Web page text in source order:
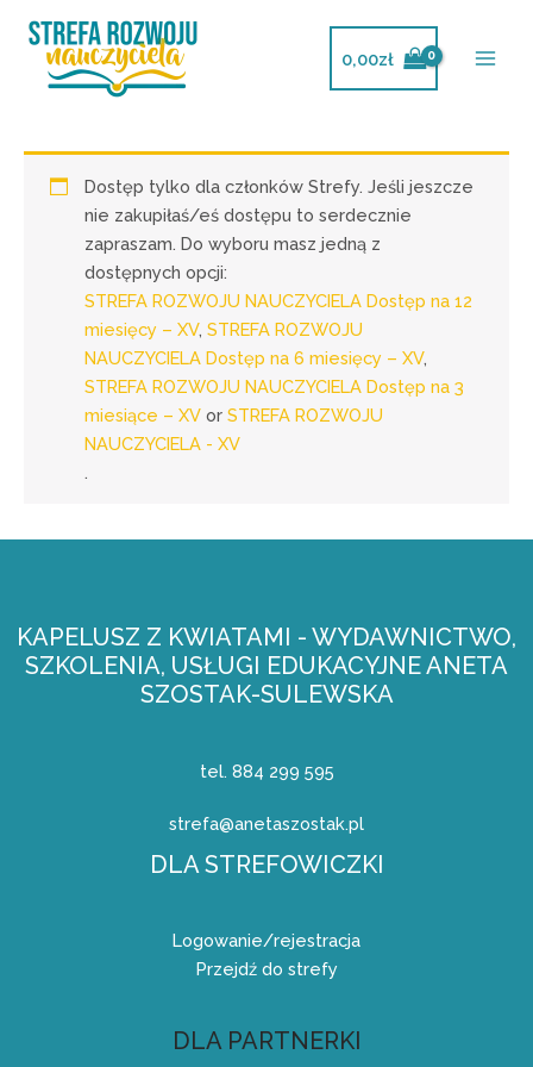
0,00zł
Dostęp tylko dla członków Strefy. Jeśli jeszcze
nie zakupiłaś/eś dostępu to serdecznie
zapraszam. Do wyboru masz jedną z
dostępnych opcji:
STREFA ROZWOJU NAUCZYCIELA Dostęp na 12
miesięcy – XV,STREFA ROZWOJU
NAUCZYCIELA Dostęp na 6 miesięcy – XV,
STREFA ROZWOJU NAUCZYCIELA Dostęp na 3
miesiące – XV orSTREFA ROZWOJU
NAUCZYCIELA - XV
.
KAPELUSZ Z KWIATAMI - WYDAWNICTWO,
SZKOLENIA, USŁUGI EDUKACYJNE ANETA
SZOSTAK-SULEWSKA
tel. 884 299 595
strefa@anetaszostak.pl
DLA STREFOWICZKI
Logowanie/rejestracja
Przejdź do strefy
DLA PARTNERKI